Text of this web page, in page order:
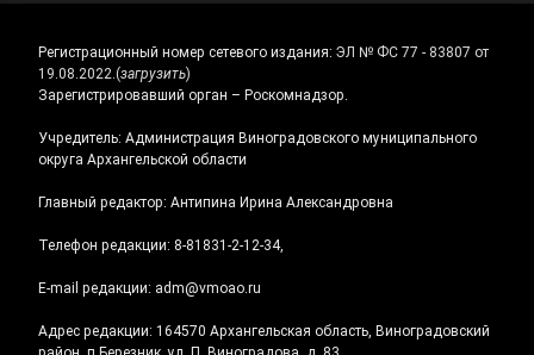
Регистрационный номер сетевого издания: ЭЛ № ФС 77 - 83807 от
19.08.2022.(загрузить)
Зарегистрировавший орган – Роскомнадзор.
Учредитель: Администрация Виноградовского муниципального
округа Архангельской области
Главный редактор: Антипина Ирина Александровна
Телефон редакции: 8-81831-2-12-34,
E-mail редакции: adm@vmoao.ru
Адрес редакции: 164570 Архангельская область, Виноградовский